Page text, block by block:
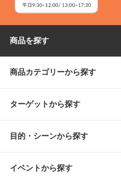
商品を探す
商品カテゴリーから探す
ターゲットから探す
目的・シーンから探す
イベントから探す